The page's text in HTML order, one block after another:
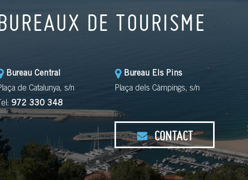
DE TOURISME
Bureau Central
de Catalunya, s/n
972 330 348
Bureau Els Pins
Plaça dels Càmpings, s/n
CONTACT